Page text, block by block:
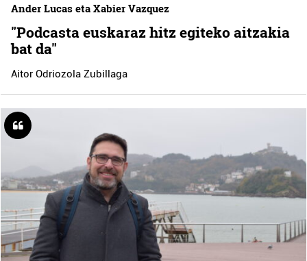
Ander Lucas eta Xabier Vazquez
"Podcasta euskaraz hitz egiteko aitzakia
bat da"
Aitor Odriozola Zubillaga